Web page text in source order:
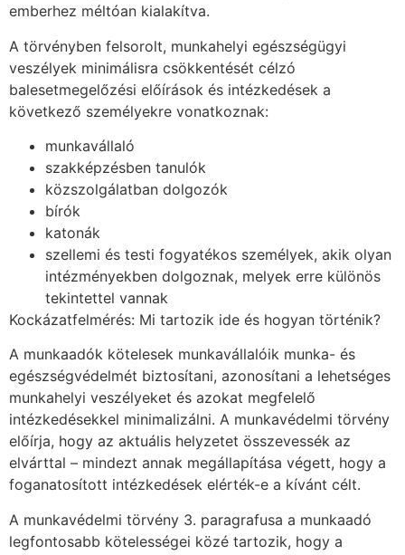
emberhez méltóan kialakítva.
A törvényben felsorolt, munkahelyi egészségügyi
veszélyek minimálisra csökkentését célzó
balesetmegelőzési előírások és intézkedések a
következő személyekre vonatkoznak:
munkavállaló
szakképzésben tanulók
közszolgálatban dolgozók
bírók
katonák
szellemi és testi fogyatékos személyek, akik olyan
intézményekben dolgoznak, melyek erre különös
tekintettel vannak
Kockázatfelmérés: Mi tartozik ide és hogyan történik?
A munkaadók kötelesek munkavállalóik munka- és
egészségvédelmét biztosítani, azonosítani a lehetséges
munkahelyi veszélyeket és azokat megfelelő
intézkedésekkel minimalizálni. A munkavédelmi törvény
előírja, hogy az aktuális helyzetet összevessék az
elvárttal – mindezt annak megállapítása végett, hogy a
foganatosított intézkedések elérték-e a kívánt célt.
A munkavédelmi törvény 3. paragrafusa a munkaadó
legfontosabb kötelességei közé tartozik, hogy a